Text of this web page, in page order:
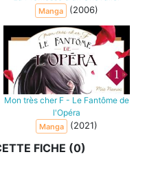
Manga (2006)
Mon très cher F - Le Fantôme de
l'Opéra
Manga (2021)
FICHE (0)